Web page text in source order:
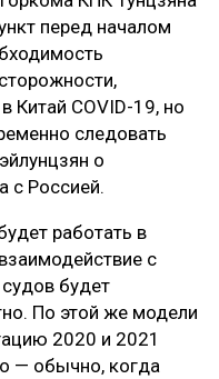
перед началом
Китай COVID-19, но
следовать
о
с Россией.
работать в
с
будет
По этой же модели
2020 и 2021
— обычно, когда